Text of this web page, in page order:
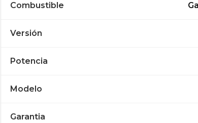
Combustible
Versión
Potencia
Modelo
Garantia